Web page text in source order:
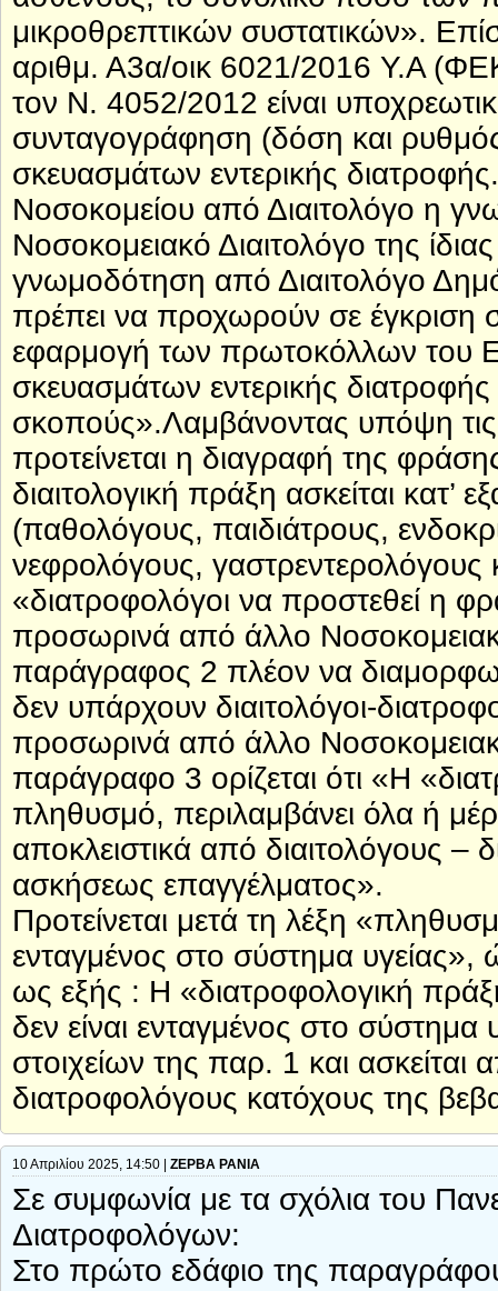
μικροθρεπτικών συστατικών».
αριθμ. Α3α/οικ 6021/2016 Υ.Α
τον Ν. 4052/2012 είναι
συνταγογράφηση (δόση και
σκευασμάτων εντερικής
Νοσοκομείου από Διαιτολόγο η
Νοσοκομειακό Διαιτολόγο της
γνωμοδότηση από Διαιτολόγο
πρέπει να προχωρούν σε έγκριση
εφαρμογή των πρωτοκόλλων του
σκευασμάτων εντερικής διατροφής
σκοπούς».Λαμβάνοντας υπόψη τις
προτείνεται η διαγραφή της
διαιτολογική πράξη ασκείται κατ’
(παθολόγους, παιδιάτρους,
νεφρολόγους, γαστρεντερολόγους
«διατροφολόγοι να προστεθεί η
προσωρινά από άλλο
παράγραφος 2 πλέον να
δεν υπάρχουν διαιτολόγοι-
προσωρινά από άλλο
παράγραφο 3 ορίζεται ότι «Η
πληθυσμό, περιλαμβάνει όλα ή
αποκλειστικά από διαιτολόγους
ασκήσεως επαγγέλματος».
Προτείνεται μετά τη λέξη
ενταγμένος στο σύστημα
ως εξής : Η «διατροφολογική
δεν είναι ενταγμένος στο
στοιχείων της παρ. 1 και ασκείται
διατροφολόγους κατόχους της
10 Απριλίου 2025, 14:50 | ΖΕΡΒΑ ΡΑΝΙΑ
Σε συμφωνία με τα σχόλια του
Διατροφολόγων:
Στο πρώτο εδάφιο της παραγράφου